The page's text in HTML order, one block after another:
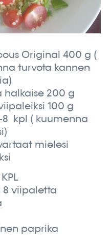
Original 400 g (
turvota kannen
halkaise 200 g
100 g
8 kpl ( kuumenna
mielesi
8 viipaletta
paprika